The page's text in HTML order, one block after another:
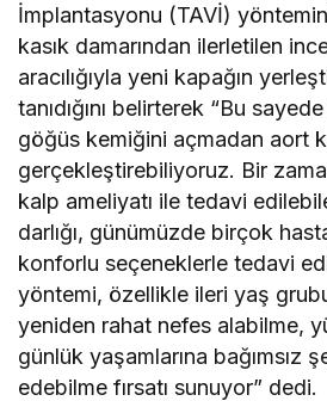
İmplantasyonu (TAVİ)
kasık damarından ilerletilen
aracılığıyla yeni kapağın
tanıdığını belirterek “Bu
göğüs kemiğini açmadan aort
gerçekleştirebiliyoruz. Bir
kalp ameliyatı ile tedavi
darlığı, günümüzde birçok
konforlu seçeneklerle tedavi
yöntemi, özellikle ileri yaş
yeniden rahat nefes alabilme,
günlük yaşamlarına bağımsız
edebilme fırsatı sunuyor” dedi.